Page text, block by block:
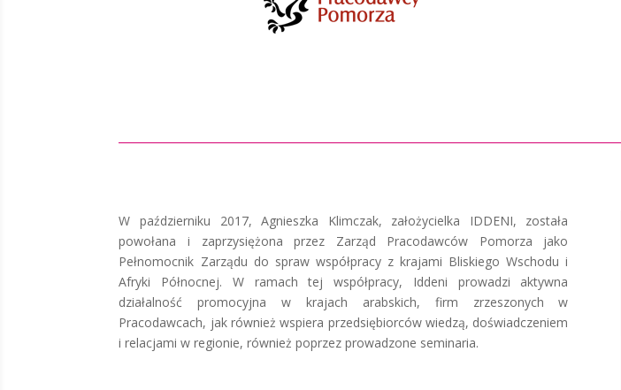
W październiku 2017, Agnieszka Klimczak, założycielka IDDENI, została
powołana i zaprzysiężona przez Zarząd Pracodawców Pomorza jako
Pełnomocnik Zarządu do spraw współpracy z krajami Bliskiego Wschodu i
Afryki Północnej. W ramach tej współpracy, Iddeni prowadzi aktywna
działalność promocyjna w krajach arabskich, firm zrzeszonych w
Pracodawcach, jak również wspiera przedsiębiorców wiedzą, doświadczeniem
i relacjami w regionie, również poprzez prowadzone seminaria.